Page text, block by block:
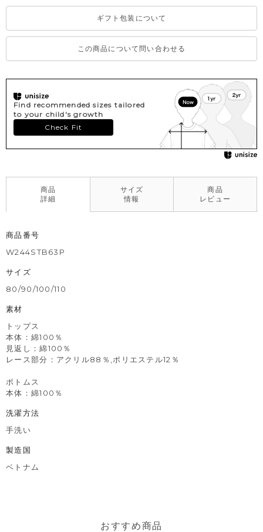
ギフト包装について
この商品について問い合わせる
Find recommended sizes tailored
to your child's growth
Check Fit
商品
詳細
サイズ
情報
商品
レビュー
商品番号
W244STB63P
サイズ
80/90/100/110
素材
トップス
本体：綿100％
見返し：綿100％
レース部分：アクリル88％,ポリエステル12％
ボトムス
本体：綿100％
洗濯方法
手洗い
製造国
ベトナム
おすすめ商品